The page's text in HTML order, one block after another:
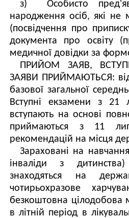
з) Особисто
народження осіб, які не
(посвідчення про
документа про освіту
медичної довідки за
ПРИЙОМ ЗАЯВ,
ЗАЯВИ ПРИЙМАЮТЬСЯ: від
базової загальної
Вступні екзамени з 21
вступають на основі
приймаються з 11
рекомендацій на місця
Зараховані на навчання
інваліди з
знаходяться на
чотирьохразове
безкоштовна
в літній період в